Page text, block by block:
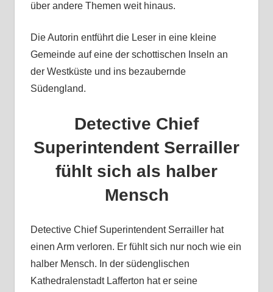
über andere Themen weit hinaus.
Die Autorin entführt die Leser in eine kleine
Gemeinde auf eine der schottischen Inseln an
der Westküste und ins bezaubernde
Südengland.
Detective Chief
Superintendent Serrailler
fühlt sich als halber
Mensch
Detective Chief Superintendent Serrailler hat
einen Arm verloren. Er fühlt sich nur noch wie ein
halber Mensch. In der südenglischen
Kathedralenstadt Lafferton hat er seine